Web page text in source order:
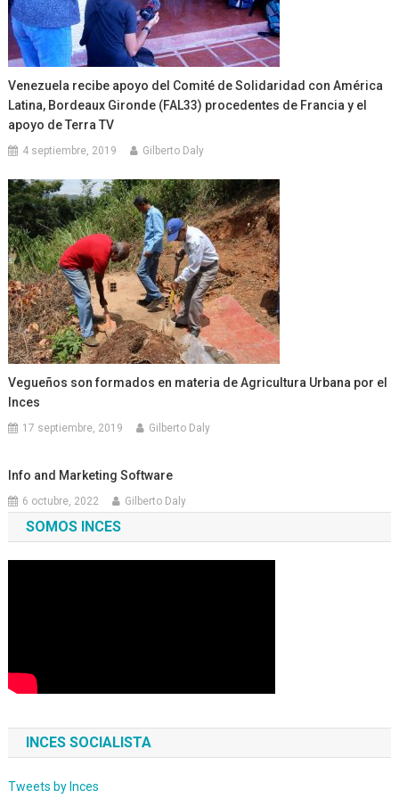
Venezuela recibe apoyo del Comité de Solidaridad con América
Latina, Bordeaux Gironde (FAL33) procedentes de Francia y el
apoyo de Terra TV
4 septiembre, 2019 Gilberto Daly
Vegueños son formados en materia de Agricultura Urbana por el
Inces
17 septiembre, 2019 Gilberto Daly
Info and Marketing Software
6 octubre, 2022 Gilberto Daly
SOMOS INCES
INCES SOCIALISTA
Tweets by Inces